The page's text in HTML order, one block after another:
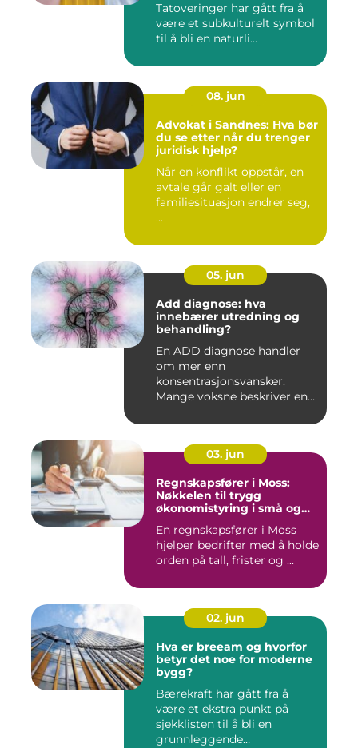
Tatoveringer har gått fra å
være et subkulturelt symbol
til å bli en naturli...
08. jun
Advokat i Sandnes: Hva bør
du se etter når du trenger
juridisk hjelp?
Når en konflikt oppstår, en
avtale går galt eller en
familiesituasjon endrer seg,
...
05. jun
Add diagnose: hva
innebærer utredning og
behandling?
En ADD diagnose handler
om mer enn
konsentrasjonsvansker.
Mange voksne beskriver en
03. jun
Regnskapsfører i Moss:
Nøkkelen til trygg
økonomistyring i små og
En regnskapsfører i Moss
hjelper bedrifter med å holde
orden på tall, frister og ...
02. jun
Hva er breeam og hvorfor
betyr det noe for moderne
bygg?
Bærekraft har gått fra å
være et ekstra punkt på
sjekklisten til å bli en
grunnleggende